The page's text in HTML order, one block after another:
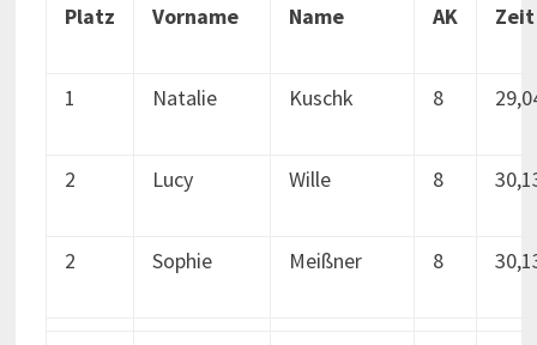
Platz Vorname Name AK Zeit
1 Natalie Kuschk 8
2 Lucy Wille 8
2 Sophie Meißner 8